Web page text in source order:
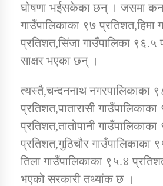
तातोपानी गाउँपालिका
घोषणा भईसकेका छन् । जसमा
गाउँपालिकाका ९७ प्रतिशत,हिमा
प्रतिशत,सिंजा गाउँपालिका ९६.५
साक्षर भएका छन् ।
त्यस्तै,चन्दननाथ नगरपालिकाका
प्रतिशत,पातारासी
प्रतिशत,तातोपानी
प्रतिशत,गुठिचौर गाउँपालिकाका
तिला गाउँपालिकाका ९५.४
भएको सरकारी तथ्यांक छ ।